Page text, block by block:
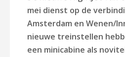
mei dienst op de
Amsterdam en Wenen/
nieuwe treinstellen
een minicabine als